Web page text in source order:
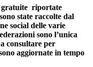
gratuite riportate
state raccolte dal
social delle varie
sono l’unica
consultare per
aggiornate in tempo